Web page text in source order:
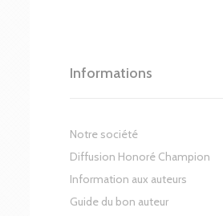
Informations
Notre société
Diffusion Honoré Champion
Information aux auteurs
Guide du bon auteur